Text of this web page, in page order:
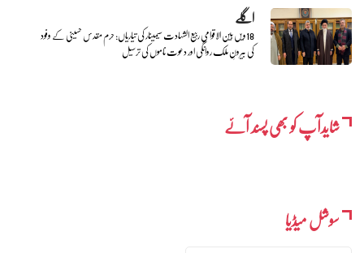
اگلے
18ویں بین الاقوامی ربیع الشہادت سیمینار کی تیاریاں: حرم مقدس حسینی کے وفود
کی بیرونِ ملک روانگی اور دعوت ناموں کی ترسیل
شایدآپ کو بھی پسند آئے
سوشل میڈیا